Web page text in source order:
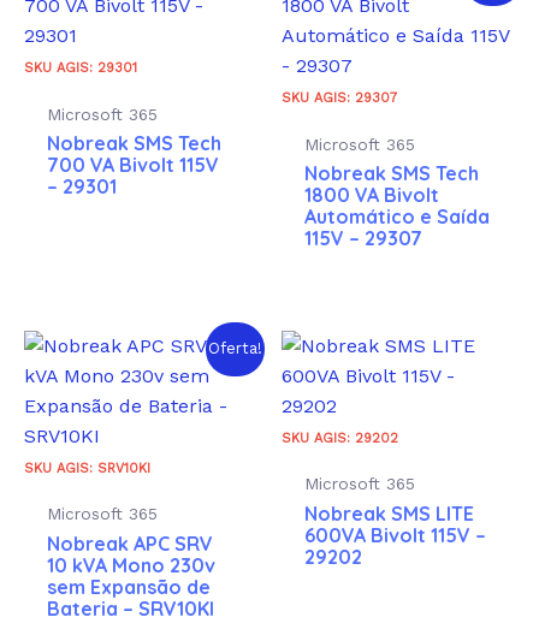
SKU AGIS: 29301
Microsoft 365
Nobreak SMS Tech
700 VA Bivolt 115V
– 29301
SKU AGIS: 29307
Microsoft 365
Nobreak SMS Tech
1800 VA Bivolt
Automático e Saída
115V – 29307
Oferta!
SKU AGIS: SRV10KI
Microsoft 365
Nobreak APC SRV
10 kVA Mono 230v
sem Expansão de
Bateria – SRV10KI
SKU AGIS: 29202
Microsoft 365
Nobreak SMS LITE
600VA Bivolt 115V –
29202